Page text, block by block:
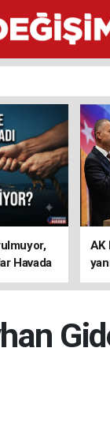
Havada
AK